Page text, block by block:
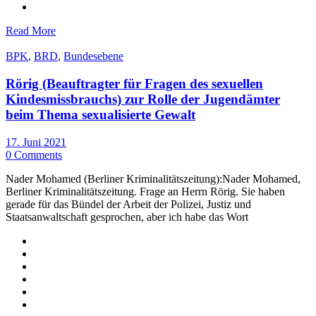
Read More
BPK, BRD, Bundesebene
Rörig (Beauftragter für Fragen des sexuellen
Kindesmissbrauchs) zur Rolle der Jugendämter
beim Thema sexualisierte Gewalt
17. Juni 2021
0 Comments
Nader Mohamed (Berliner Kriminalitätszeitung):Nader Mohamed,
Berliner Kriminalitätszeitung. Frage an Herrn Rörig. Sie haben
gerade für das Bündel der Arbeit der Polizei, Justiz und
Staatsanwaltschaft gesprochen, aber ich habe das Wort